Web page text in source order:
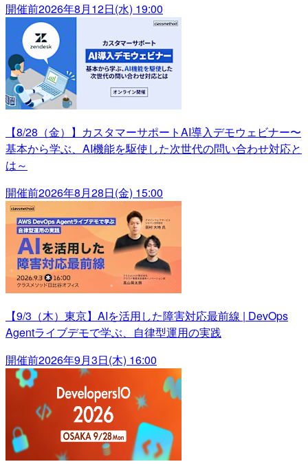
開催前2026年8月12日(水) 19:00
【8/28（金）】カスタマーサポートAI導入デモウェビナー〜
基本から学ぶ、AI機能を駆使した次世代の問い合わせ対応と
は～
開催前2026年8月28日(金) 15:00
【9/3（木）東京】AIを活用した障害対応最前線 | DevOps
Agentライブデモで学ぶ、自律型運用の実践
開催前2026年9月3日(木) 16:00